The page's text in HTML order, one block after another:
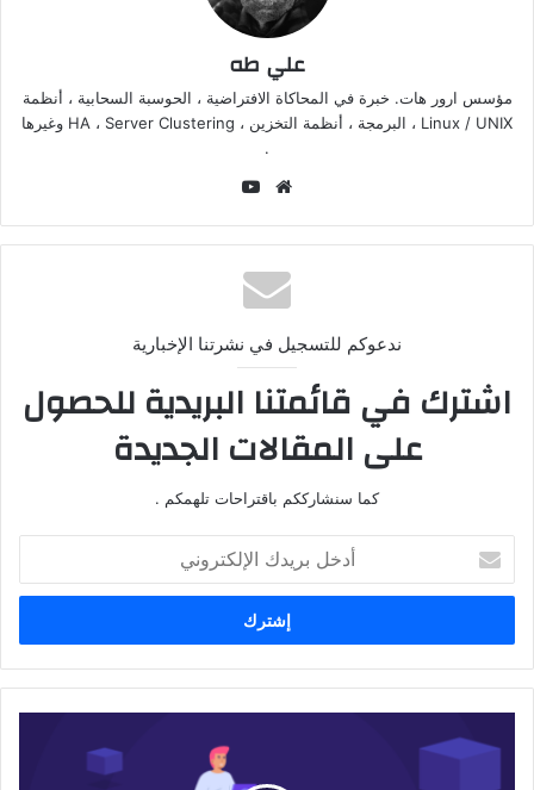
علي طه
مؤسس ارور هات. خبرة في المحاكاة الافتراضية ، الحوسبة السحابية ، أنظمة
Linux / UNIX ، البرمجة ، أنظمة التخزين ، HA ، Server Clustering وغيرها
.
موقع
ندعوكم للتسجيل في نشرتنا الإخبارية
اشترك في قائمتنا البريدية للحصول
على المقالات الجديدة
كما سنشارككم باقتراحات تلهمكم .
بريدك
الإلكتروني
تحديث